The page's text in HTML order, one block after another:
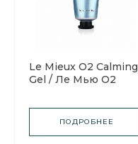
Le Mieux O2 Calming
Gel / Ле Мью О2
гель
ПОДРОБНЕЕ